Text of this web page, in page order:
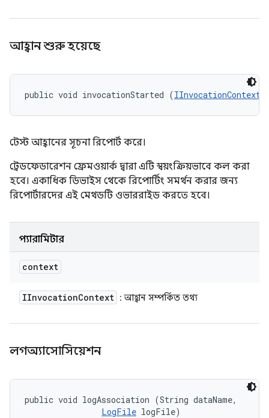
আহ্বান শুরু হয়েছে
public void invocationStarted (IInvocationContext
টেস্ট আহ্বানের সূচনা রিপোর্ট করে।
ট্রেডফেডারেশন ফ্রেমওয়ার্ক দ্বারা এটি স্বয়ংক্রিয়ভাবে কল করা
হবে। একাধিক ডিভাইস থেকে রিপোর্টিং সমর্থন করার জন্য
রিপোর্টারদের এই মেথডটি ওভাররাইড করতে হবে।
প্যারামিটার
context
IInvocationContext : আহ্বান সম্পর্কিত তথ্য
লগঅ্যাসোসিয়েশন
public void logAssociation (String dataName,
LogFile logFile)